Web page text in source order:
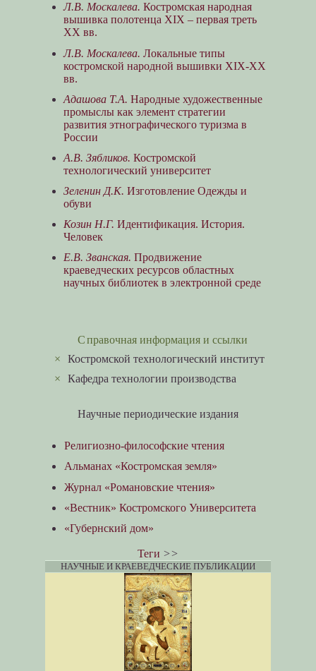
Л.В. Москалева. Костромская народная
вышивка полотенца ХIХ – первая треть
ХХ вв.
Л.В. Москалева. Локальные типы
костромской народной вышивки ХIХ-ХХ
вв.
Адашова Т.А. Народные художественные
промыслы как элемент стратегии
развития этнографического туризма в
России
А.В. Зябликов. Костромской
технологический университет
Зеленин Д.К. Изготовление Одежды и
обуви
Козин Н.Г. Идентификация. История.
Человек
Е.В. Званская. Продвижение
краеведческих ресурсов областных
научных библиотек в электронной среде
Справочная информация и ссылки
×Костромской технологический институт
×Кафедра технологии производства
Научные периодические издания
Религиозно-философские чтения
Альманах «Костромская земля»
Журнал «Романовские чтения»
«Вестник» Костромского Университета
«Губернский дом»
Теги >>
НАУЧНЫЕ И КРАЕВЕДЧЕСКИЕ ПУБЛИКАЦИИ